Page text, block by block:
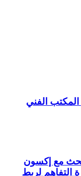
الفني
يبحث مع إكسون
التفاهم لربط